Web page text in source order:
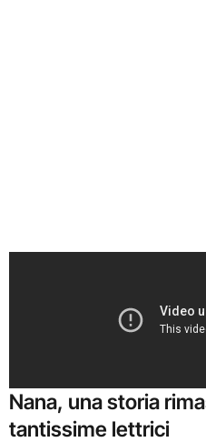
Nana, una storia
tantissime lettrici